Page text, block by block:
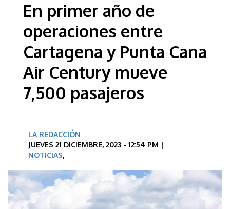
En primer año de
operaciones entre
Cartagena y Punta Cana
Air Century mueve
7,500 pasajeros
LA REDACCIÓN
JUEVES 21 DICIEMBRE, 2023 - 12:54 PM |
NOTICIAS,